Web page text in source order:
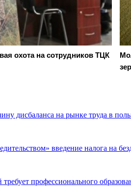
охота на сотрудников ТЦК
дисбаланса на рынке труда в
введение налога на
профессионального